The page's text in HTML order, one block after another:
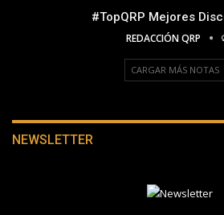
#TopQRP Mejores
REDACCIÓN QRP
CARGAR MÁS NOTAS
NEWSLETTER